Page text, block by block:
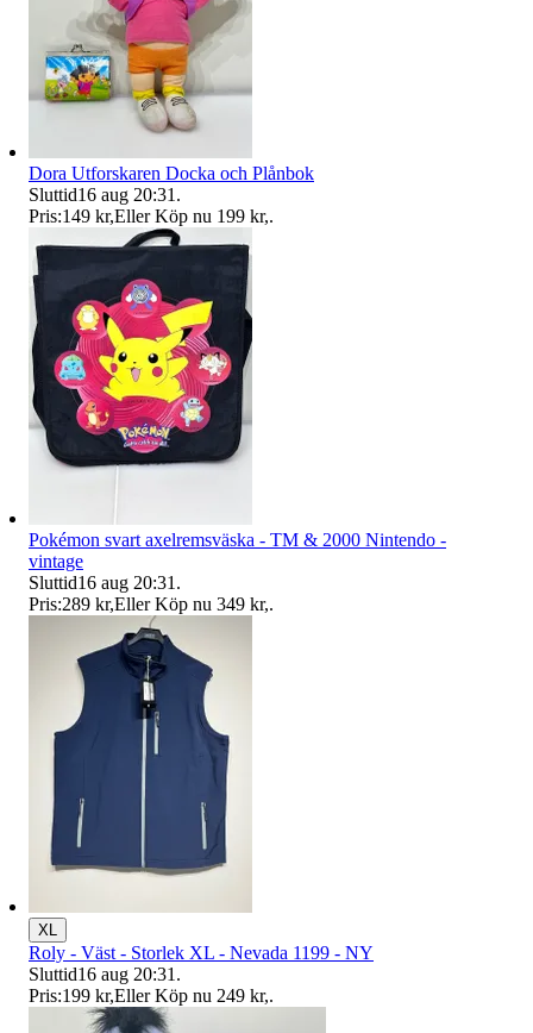
Dora Utforskaren Docka och Plånbok
Sluttid16 aug 20:31 .
Pris:149 kr,Eller Köp nu 199 kr,.
Pokémon svart axelremsväska - TM & 2000 Nintendo -
vintage
Sluttid16 aug 20:31 .
Pris:289 kr,Eller Köp nu 349 kr,.
XL
Roly - Väst - Storlek XL - Nevada 1199 - NY
Sluttid16 aug 20:31 .
Pris:199 kr,Eller Köp nu 249 kr,.